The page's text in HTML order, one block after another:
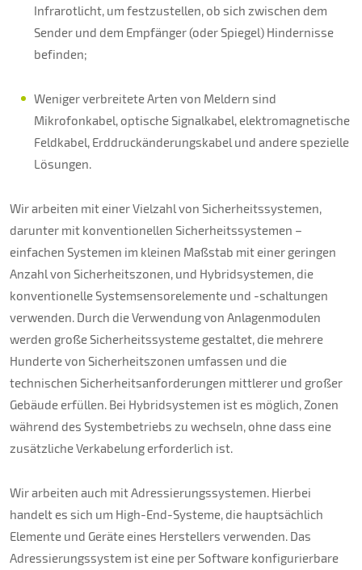
Infrarotlicht, um festzustellen, ob sich zwischen dem
Sender und dem Empfänger (oder Spiegel) Hindernisse
befinden;
Weniger verbreitete Arten von Meldern sind
Mikrofonkabel, optische Signalkabel, elektromagnetische
Feldkabel, Erddruckänderungskabel und andere spezielle
Lösungen.
Wir arbeiten mit einer Vielzahl von Sicherheitssystemen,
darunter mit konventionellen Sicherheitssystemen –
einfachen Systemen im kleinen Maßstab mit einer geringen
Anzahl von Sicherheitszonen, und Hybridsystemen, die
konventionelle Systemsensorelemente und -schaltungen
verwenden. Durch die Verwendung von Anlagenmodulen
werden große Sicherheitssysteme gestaltet, die mehrere
Hunderte von Sicherheitszonen umfassen und die
technischen Sicherheitsanforderungen mittlerer und großer
Gebäude erfüllen. Bei Hybridsystemen ist es möglich, Zonen
während des Systembetriebs zu wechseln, ohne dass eine
zusätzliche Verkabelung erforderlich ist.
Wir arbeiten auch mit Adressierungssystemen. Hierbei
handelt es sich um High-End-Systeme, die hauptsächlich
Elemente und Geräte eines Herstellers verwenden. Das
Adressierungssystem ist eine per Software konfigurierbare